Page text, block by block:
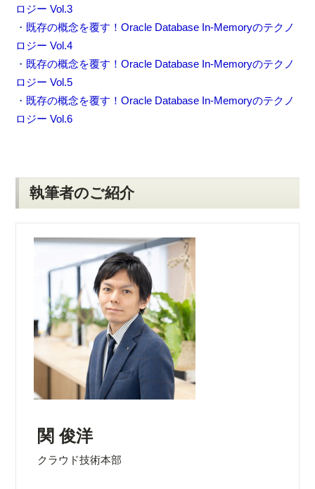
ロジー Vol.3
・ 既存の概念を覆す！Oracle Database In-Memoryのテクノ
ロジー Vol.4
・ 既存の概念を覆す！Oracle Database In-Memoryのテクノ
ロジー Vol.5
・ 既存の概念を覆す！Oracle Database In-Memoryのテクノ
ロジー Vol.6
執筆者のご紹介
関 俊洋
クラウド技術本部